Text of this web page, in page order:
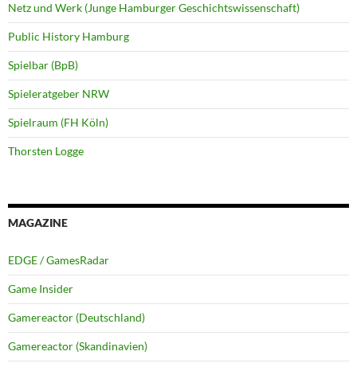
Netz und Werk (Junge Hamburger Geschichtswissenschaft)
Public History Hamburg
Spielbar (BpB)
Spieleratgeber NRW
Spielraum (FH Köln)
Thorsten Logge
MAGAZINE
EDGE / GamesRadar
Game Insider
Gamereactor (Deutschland)
Gamereactor (Skandinavien)